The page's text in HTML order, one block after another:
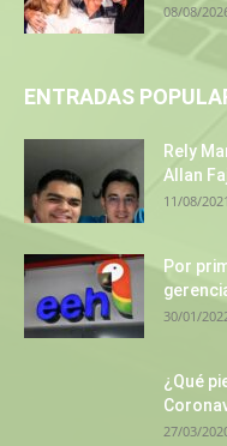
08/08/
ENTRADAS
Rely
Allan
11/08/2021
Por
30/01/
¿Qué
27/03/